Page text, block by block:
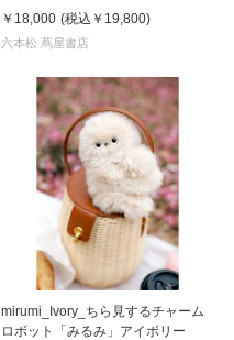
￥18,000 (税込 ￥19,800)
六本松 蔦屋書店
mirumi_Ivory_ちら見するチャーム
ロボット「みるみ」アイボリー